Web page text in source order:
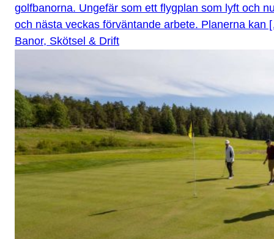
golfbanorna. Ungefär som ett flygplan som lyft och
och nästa veckas förväntande arbete. Planerna kan
Banor, Skötsel & Drift